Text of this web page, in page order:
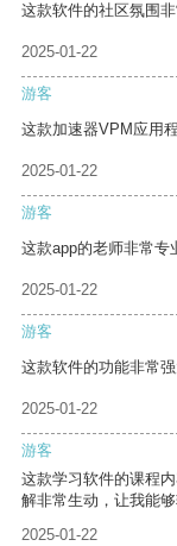
这款软件的社区氛围
2025-01-22
游客
这款加速器VPM应用
2025-01-22
游客
这款app的老师非常专
2025-01-22
游客
这款软件的功能非常
2025-01-22
游客
这款学习软件的课程
解非常生动，让我能够
2025-01-22